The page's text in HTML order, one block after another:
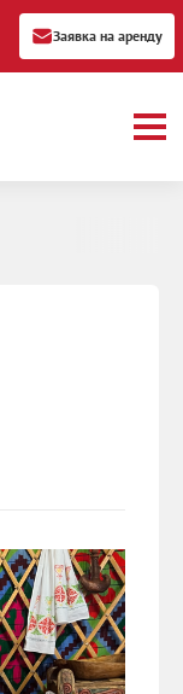
Заявка на аренду